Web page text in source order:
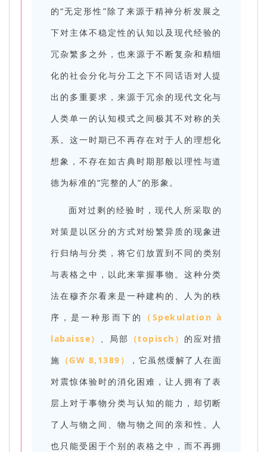
的“无定形性”除了来源于精神分析发展之
下对主体不稳定性的认知以及现代经验的
冗杂繁多之外，也来源于不断复杂和精细
化的社会分化与分工之下不同话语对人提
出的多重要求，来源于冗余的现代文化与
人类单一的认知模式之间极其不对称的关
系。这一时期已不再存在对于人的理想化
想象，不存在如古典时期那般以理性与道
德为标准的“完整的人”的形象。
面对过剩的经验时，现代人所采取的
对策是以区分的方式对纷繁异质的现象进
行归纳与分类，将它们放置到不同的类别
与表格之中，以此来掌握事物。这种分类
法在穆齐尔看来是一种建构的、人为的秩
序，是一种形而下的
（Spekulation à
labaisse）
、局部 （topisch） 的应对措
施 （GW 8,1389）
，它虽然缓解了人在面
对震惊体验时的消化困难，让人拥有了表
层上对于事物分类与认知的能力，却切断
了人与物之间、物与物之间的亲和性。人
也只能受困于个别的表格之中，而不再拥